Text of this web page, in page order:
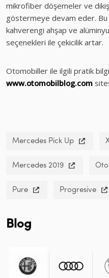
mikrofiber döşemeler ve
göstermeye devam eder.
kahverengi ahşap ve
seçenekleri ile çekicilik artar.
Otomobiller ile ilgili pratik
www.otomobilblog.com
Mercedes Pick Up
Mercedes 2019
Pure Progresive
Blog